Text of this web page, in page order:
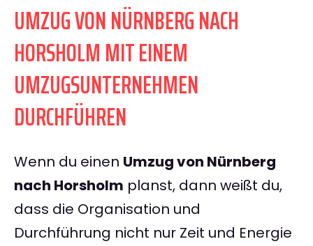
UMZUG VON NÜRNBERG NACH
HORSHOLM MIT EINEM
UMZUGSUNTERNEHMEN
DURCHFÜHREN
Wenn du einen Umzug von Nürnberg
nach Horsholm planst, dann weißt du,
dass die Organisation und
Durchführung nicht nur Zeit und Energie